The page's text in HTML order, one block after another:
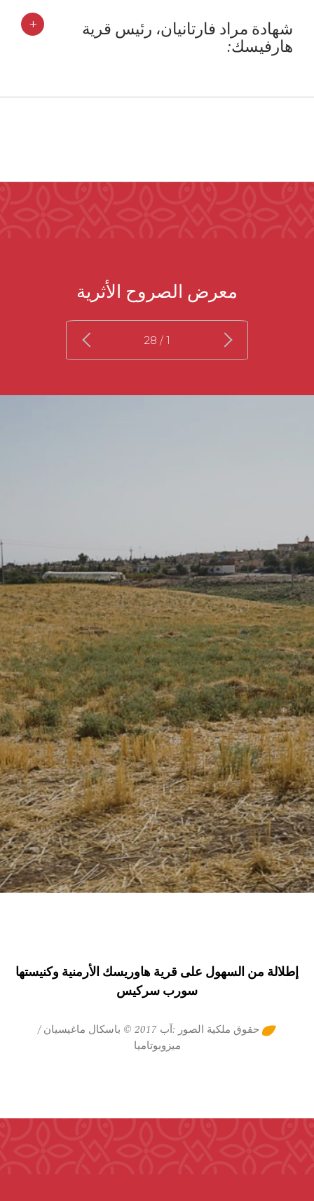
+ شهادة مراد فارتانيان، رئيس قرية
هارفيسك:
معرض الصروح الأثرية
1
/ 28
إطلالة من السهول على قرية هاوريسك الأرمنية وكنيستها
سورب سركيس
حقوق ملكية الصور :آب 2017 © باسكال ماغيسيان /
ميزوبوتاميا